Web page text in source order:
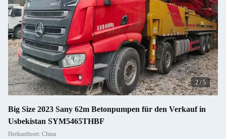
2/5
Big Size 2023 Sany 62m Betonpumpen für den Verkauf in
Usbekistan SYM5465THBF
Herkunftsort: China